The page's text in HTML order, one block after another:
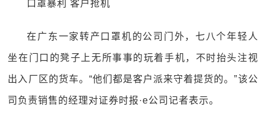
口罩暴利 客户抢机
在广东一家转产口罩机的公司门外，七八个年轻人
坐在门口的凳子上无所事事的玩着手机，不时抬头注视
出入厂区的货车。“他们都是客户派来守着提货的。”该公
司负责销售的经理对证券时报·e公司记者表示。